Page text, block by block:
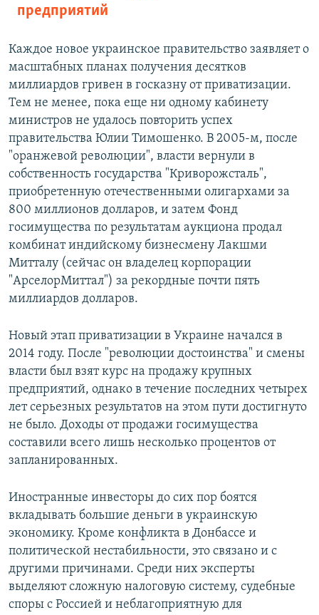
предприятий
Каждое новое украинское правительство заявляет о
масштабных планах получения десятков
миллиардов гривен в госказну от приватизации.
Тем не менее, пока еще ни одному кабинету
министров не удалось повторить успех
правительства Юлии Тимошенко. В 2005-м, после
"оранжевой революции", власти вернули в
собственность государства "Криворожсталь",
приобретенную отечественными олигархами за
800 миллионов долларов, и затем Фонд
госимущества по результатам аукциона продал
комбинат индийскому бизнесмену Лакшми
Митталу (сейчас он владелец корпорации
"АрселорМиттал") за рекордные почти пять
миллиардов долларов.
Новый этап приватизации в Украине начался в
2014 году. После "революции достоинства" и смены
власти был взят курс на продажу крупных
предприятий, однако в течение последних четырех
лет серьезных результатов на этом пути достигнуто
не было. Доходы от продажи госимущества
составили всего лишь несколько процентов от
запланированных.
Иностранные инвесторы до сих пор боятся
вкладывать большие деньги в украинскую
экономику. Кроме конфликта в Донбассе и
политической нестабильности, это связано и с
другими причинами. Среди них эксперты
выделяют сложную налоговую систему, судебные
споры с Россией и неблагоприятную для